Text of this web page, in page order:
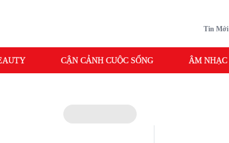
Tin Mới
CẬN CẢNH CUỘC SỐNG ÂM NHẠC